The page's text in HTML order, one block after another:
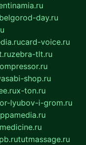
belgorod-day.ru
card-voice.ru
zebra-tlt.ru
shop.ru
x-ton.ru
lyubov-i-grom.ru
tutmassage.ru